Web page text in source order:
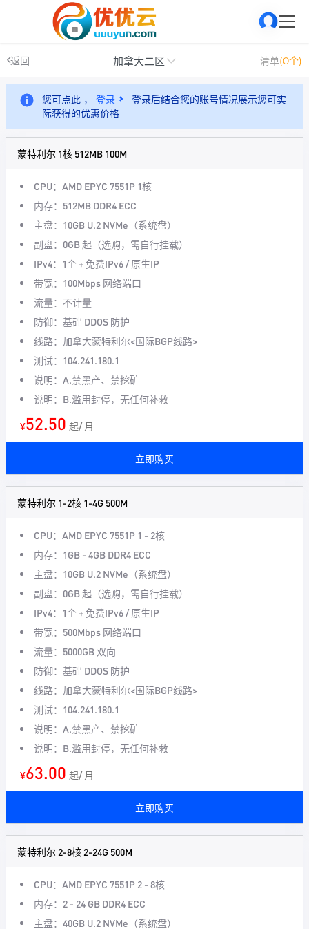
返回 加拿大二区 清单(0个)
您可点此 ， 登录
登录后结合您的账号情况展示您可实
际获得的优惠价格
蒙特利尔 1核 512MB 100M
CPU：AMD EPYC 7551P 1核
内存：512MB DDR4 ECC
主盘：10GB U.2 NVMe（系统盘）
副盘：0GB 起（选购，需自行挂载）
IPv4：1个 + 免费IPv6 / 原生IP
带宽：100Mbps 网络端口
流量：不计量
防御：基础 DDOS 防护
线路：加拿大蒙特利尔<国际BGP线路>
测试：104.241.180.1
说明：A.禁黑产、禁挖矿
说明：B.滥用封停，无任何补救
¥52.50 起/ 月
立即购买
蒙特利尔 1-2核 1-4G 500M
CPU：AMD EPYC 7551P 1 - 2核
内存：1GB - 4GB DDR4 ECC
主盘：10GB U.2 NVMe（系统盘）
副盘：0GB 起（选购，需自行挂载）
IPv4：1个 + 免费IPv6 / 原生IP
带宽：500Mbps 网络端口
流量：5000GB 双向
防御：基础 DDOS 防护
线路：加拿大蒙特利尔<国际BGP线路>
测试：104.241.180.1
说明：A.禁黑产、禁挖矿
说明：B.滥用封停，无任何补救
¥63.00 起/ 月
立即购买
蒙特利尔 2-8核 2-24G 500M
CPU：AMD EPYC 7551P 2 - 8核
内存：2 - 24 GB DDR4 ECC
主盘：40GB U.2 NVMe（系统盘）